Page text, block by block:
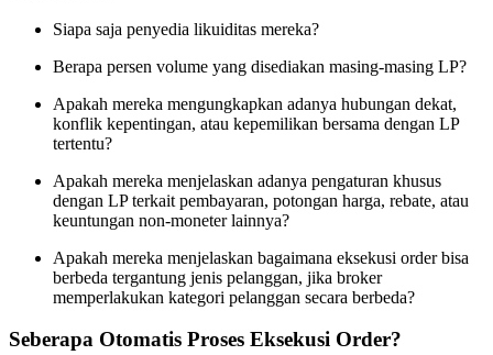
Siapa saja penyedia likuiditas mereka?
Berapa persen volume yang disediakan masing-masing LP?
Apakah mereka mengungkapkan adanya hubungan dekat,
konflik kepentingan, atau kepemilikan bersama dengan LP
tertentu?
Apakah mereka menjelaskan adanya pengaturan khusus
dengan LP terkait pembayaran, potongan harga, rebate, atau
keuntungan non-moneter lainnya?
Apakah mereka menjelaskan bagaimana eksekusi order bisa
berbeda tergantung jenis pelanggan, jika broker
memperlakukan kategori pelanggan secara berbeda?
Seberapa Otomatis Proses Eksekusi Order?